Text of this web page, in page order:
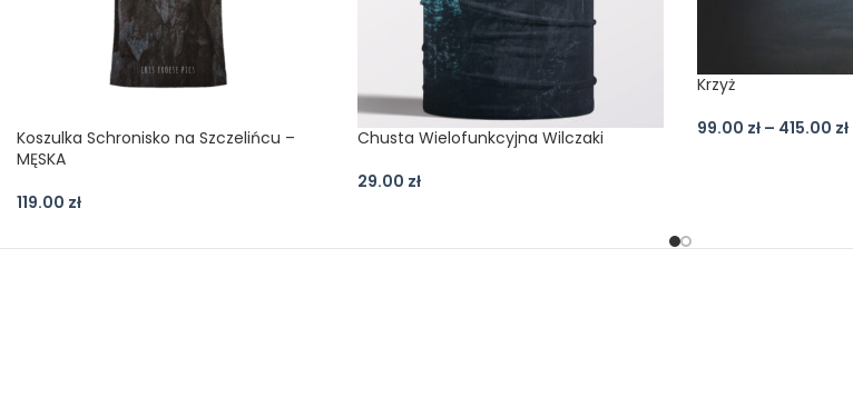
Koszulka Schronisko na Szczelińcu –
MĘSKA
119.00 zł
Chusta Wielofunkcyjna Wilczaki
29.00 zł
Krzyż
99.00 zł – 415.00 zł